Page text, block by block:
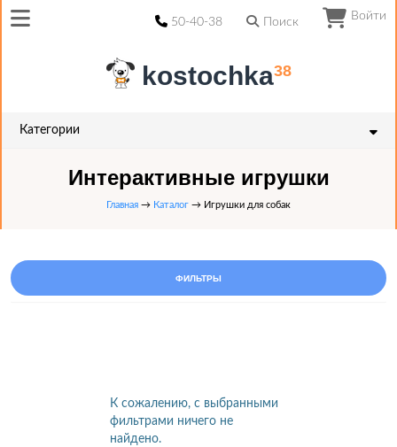
Войти
50-40-38 Поиск
kostochka38
Категории
Интерактивные игрушки
Главная → Каталог → Игрушки для собак
ФИЛЬТРЫ
К сожалению, с выбранными
фильтрами ничего не
найдено.